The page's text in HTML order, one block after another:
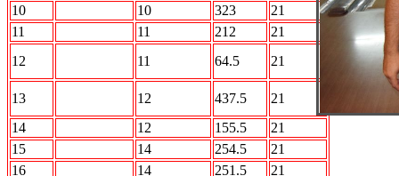
10
10 323
21
11
11 212
21
12
11 64.5 21
13 12 437.5
21
14
12 155.5
21
15
14 254.5
21
16
14 251.5
21